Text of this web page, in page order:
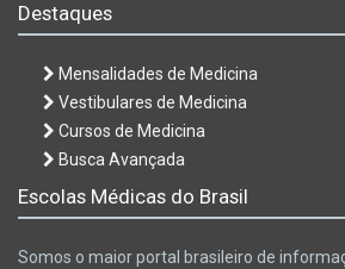
Destaques
Mensalidades de Medicina
Vestibulares de Medicina
Cursos de Medicina
Busca Avançada
Escolas Médicas do Brasil
Somos o maior portal brasileiro de